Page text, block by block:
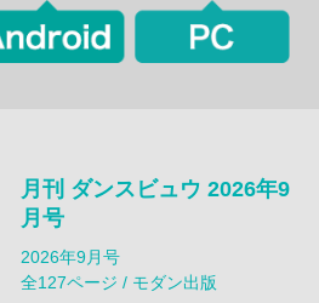
月刊 ダンスビュウ 2026年9
月号
2026年9月号
全127ページ / モダン出版